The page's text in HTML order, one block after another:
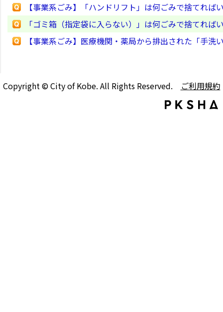
【事業系ごみ】「ハンドリフト」は何ごみで捨てれば
「ゴミ箱（指定袋に入らない）」は何ごみで捨てれば
【事業系ごみ】医療機関・薬局から排出された「手
Copyright © City of Kobe. All Rights Reserved. ご利用規約